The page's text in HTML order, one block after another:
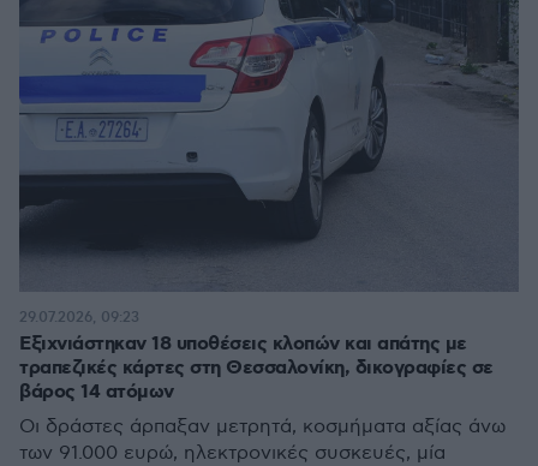
Εξιχνιάστηκαν 18 υποθέσεις κλοπών και απάτης με
τραπεζικές κάρτες στη Θεσσαλονίκη, δικογραφίες σε
βάρος 14 ατόμων
Οι δράστες άρπαξαν μετρητά, κοσμήματα αξίας άνω
των 91.000 ευρώ, ηλεκτρονικές συσκευές, μία
29.07.2026, 09:23